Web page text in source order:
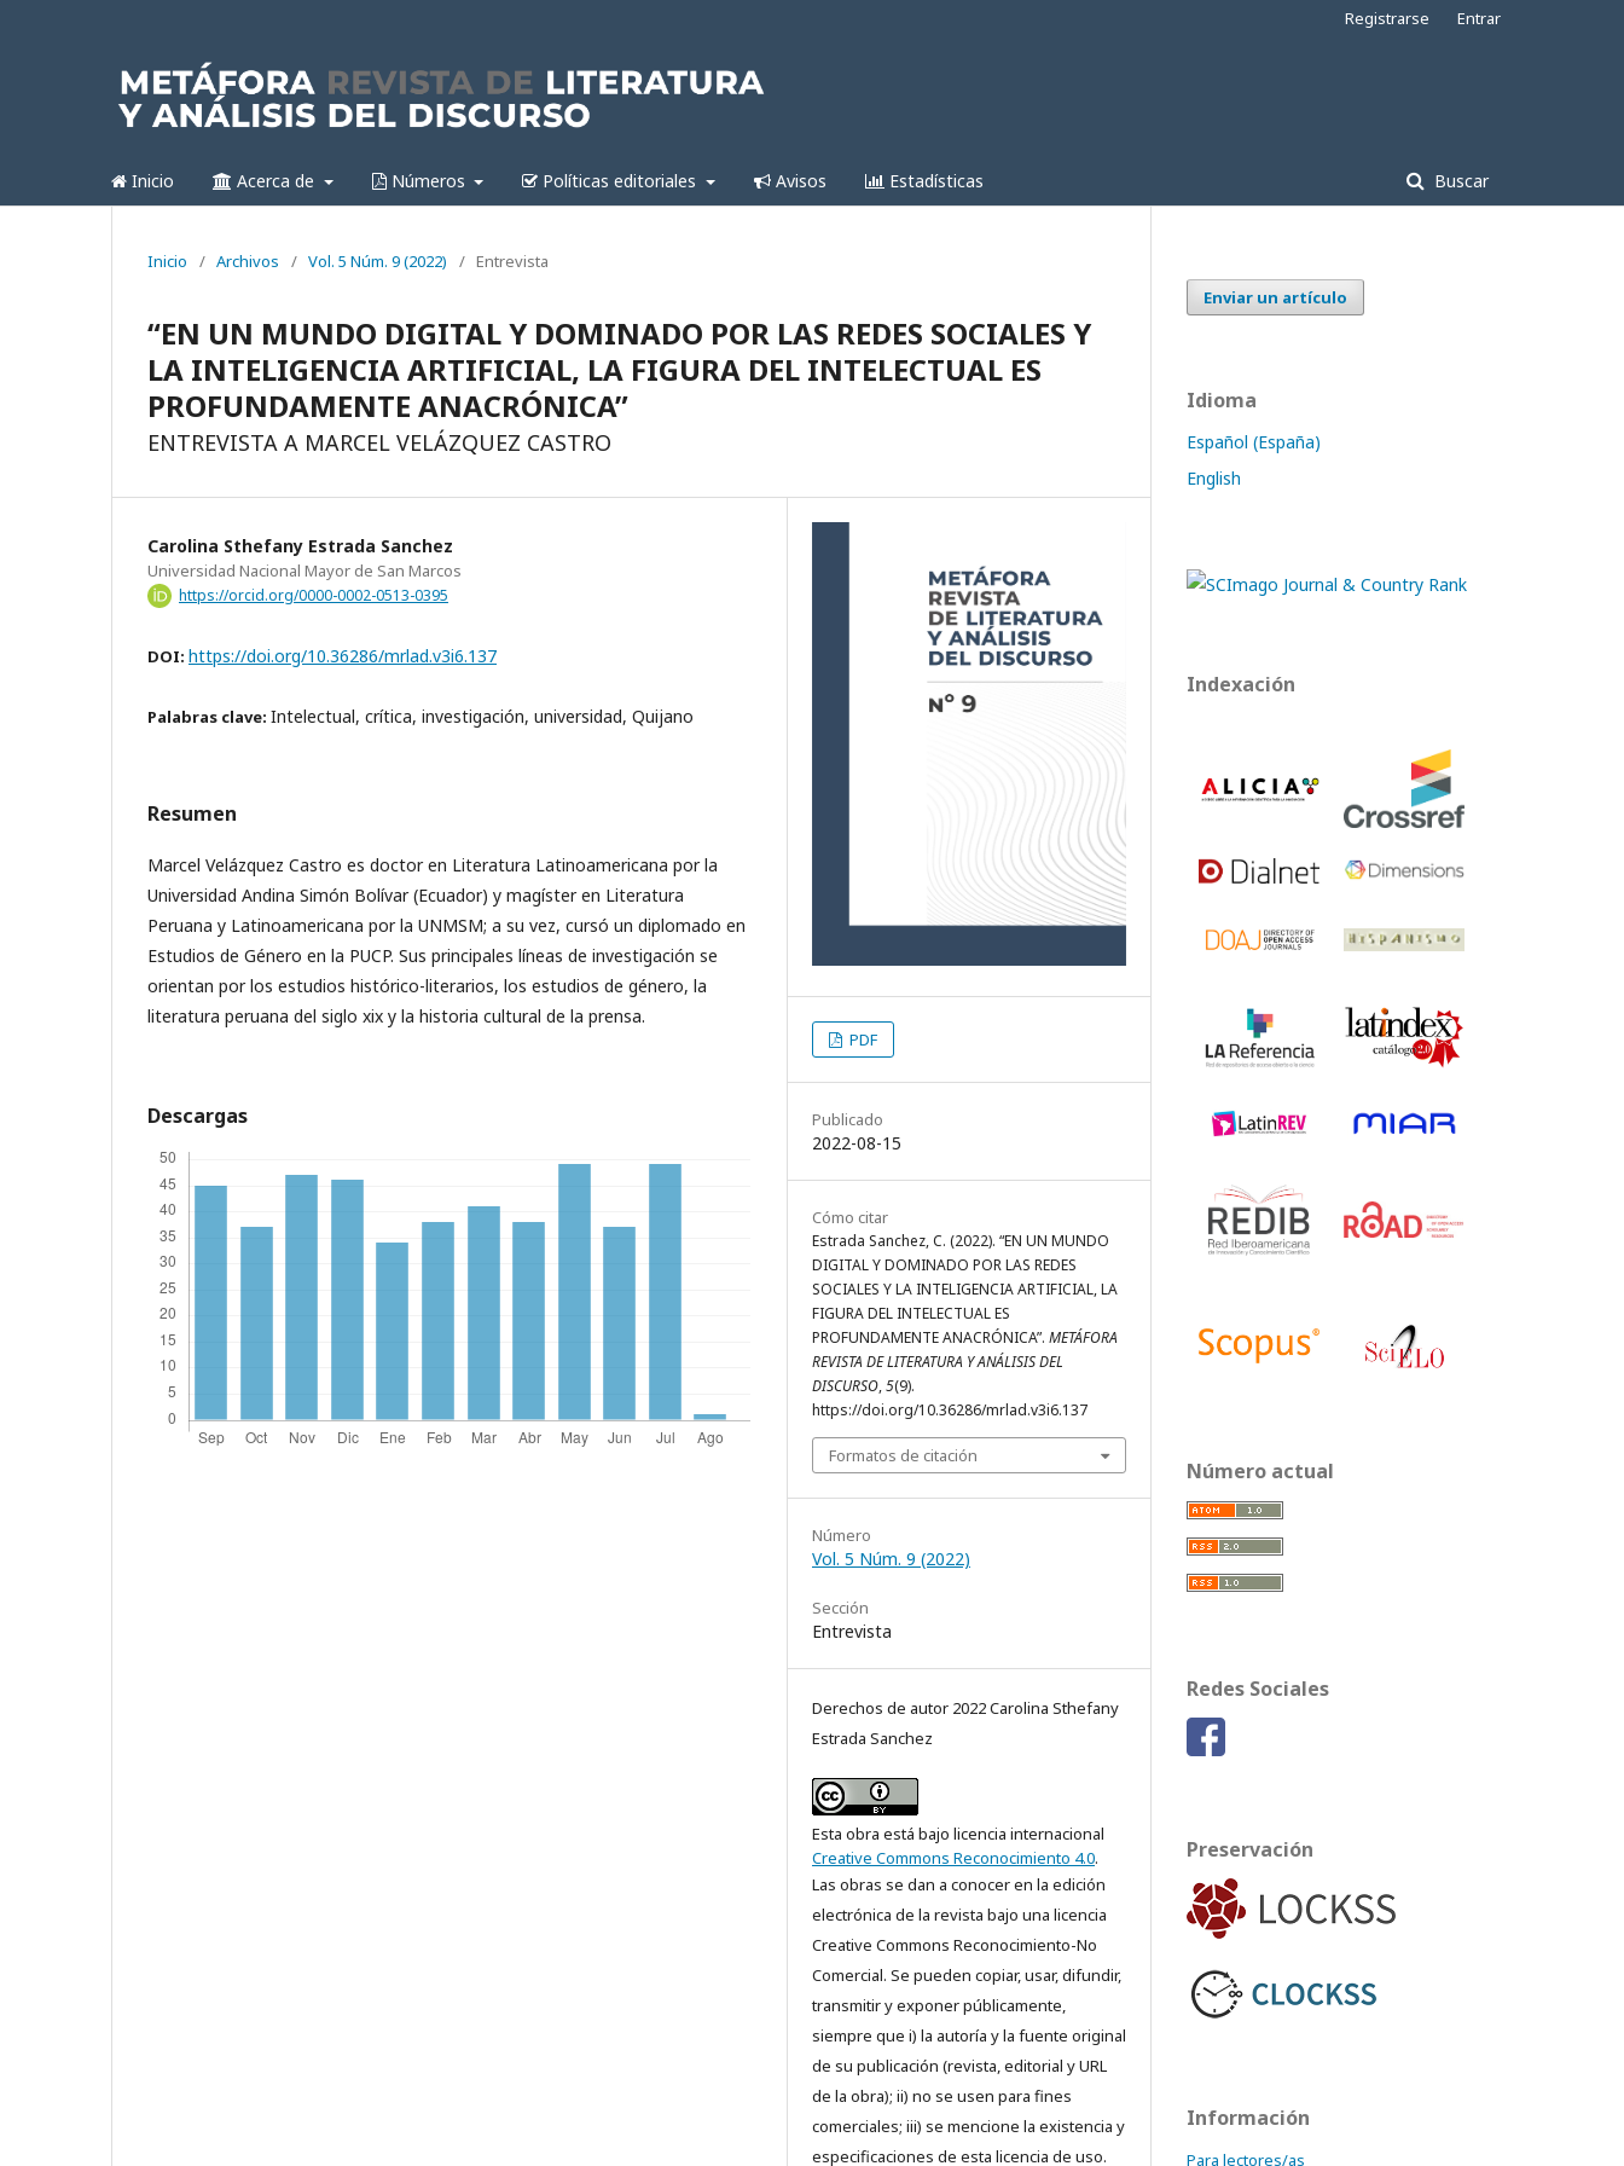
Inicio Acerca de Números Políticas editoriales Avisos Estadísticas Buscar
Registrarse Entrar
Inicio / Archivos / Vol. 5 Núm. 9 (2022) / Entrevista
“EN UN MUNDO DIGITAL Y DOMINADO POR LAS REDES SOCIALES Y
LA INTELIGENCIA ARTIFICIAL, LA FIGURA DEL INTELECTUAL ES
PROFUNDAMENTE ANACRÓNICA”
ENTREVISTA A MARCEL VELÁZQUEZ CASTRO
Carolina Sthefany Estrada Sanchez
Universidad Nacional Mayor de San Marcos
https://orcid.org/0000-0002-0513-0395
DOI: https://doi.org/10.36286/mrlad.v3i6.137
Palabras clave: Intelectual, crítica, investigación, universidad, Quijano
Resumen
Marcel Velázquez Castro es doctor en Literatura Latinoamericana por la
Universidad Andina Simón Bolívar (Ecuador) y magíster en Literatura
Peruana y Latinoamericana por la UNMSM; a su vez, cursó un diplomado en
Estudios de Género en la PUCP. Sus principales líneas de investigación se
orientan por los estudios histórico-literarios, los estudios de género, la
literatura peruana del siglo xix y la historia cultural de la prensa.
Descargas
PDF
Publicado
2022-08-15
Cómo citar
Estrada Sanchez, C. (2022). “EN UN MUNDO
DIGITAL Y DOMINADO POR LAS REDES
SOCIALES Y LA INTELIGENCIA ARTIFICIAL, LA
FIGURA DEL INTELECTUAL ES
PROFUNDAMENTE ANACRÓNICA”. METÁFORA
REVISTA DE LITERATURA Y ANÁLISIS DEL
DISCURSO,5(9).
https://doi.org/10.36286/mrlad.v3i6.137
Formatos de citación
Número
Vol. 5 Núm. 9 (2022)
Sección
Entrevista
Derechos de autor 2022 Carolina Sthefany
Estrada Sanchez
Esta obra está bajo licencia internacional
Creative Commons Reconocimiento 4.0.
Las obras se dan a conocer en la edición
electrónica de la revista bajo una licencia
Creative Commons Reconocimiento-No
Comercial. Se pueden copiar, usar, difundir,
transmitir y exponer públicamente,
siempre que i) la autoría y la fuente original
de su publicación (revista, editorial y URL
de la obra); ii) no se usen para fines
comerciales; iii) se mencione la existencia y
especificaciones de esta licencia de uso.
Enviar un artículo
Idioma
Español (España)
English
Indexación
Número actual
Redes Sociales
Preservación
Información
Para lectores/as